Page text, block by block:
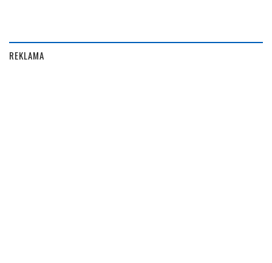
REKLAMA